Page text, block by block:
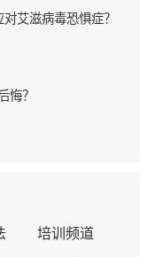
艾滋病毒恐惧症？
悔？
培训频道